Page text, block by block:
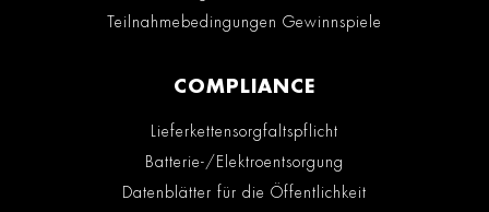
Teilnahmebedingungen Gewinnspiele
COMPLIANCE
Lieferkettensorgfaltspflicht
Batterie-/Elektroentsorgung
Datenblätter für die Öffentlichkeit